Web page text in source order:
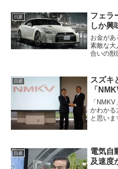
式に言え
イライ
日産
フェラ
しか興
お金があ
素敵な大
合いの獣
と、ベ
えるお
日産
スズキ
「
「
かわかる
と思いま
れっぷ
日産
電気自
及速度